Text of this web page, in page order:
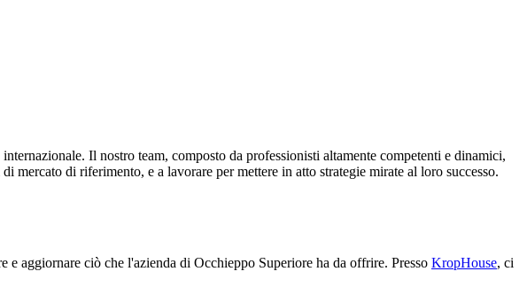
Il nostro team, composto da professionisti altamente competenti e dinamici,
di riferimento, e a lavorare per mettere in atto strategie mirate al loro successo.
e aggiornare ciò che l'azienda di Occhieppo Superiore ha da offrire. Presso KropHouse, ci